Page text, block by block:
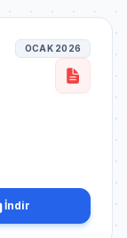
OCAK 2026
İndir